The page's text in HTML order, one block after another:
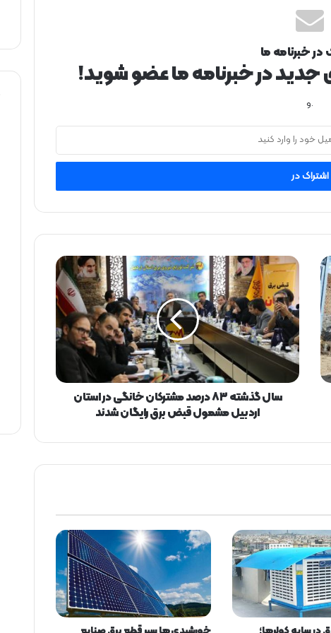
در خبرنامه ما
جدید در خبرنامه ما عضو شوید!
.و
س
ل
گ
ذ
ش
ت
ه
۸
ص
ر
ک
ا
ن
خ
ا
ن
گ
سال گذشته ۸۳ درصد مشترکان خانگی در استان
اردبیل مشمول قبض برق رایگان شدند